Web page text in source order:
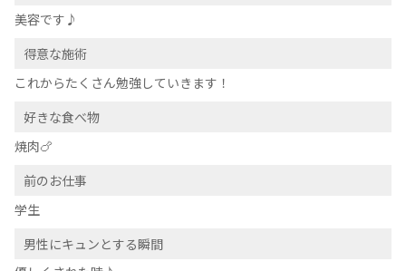
美容です♪
得意な施術
これからたくさん勉強していきます！
好きな食べ物
焼肉🍗
前のお仕事
学生
男性にキュンとする瞬間